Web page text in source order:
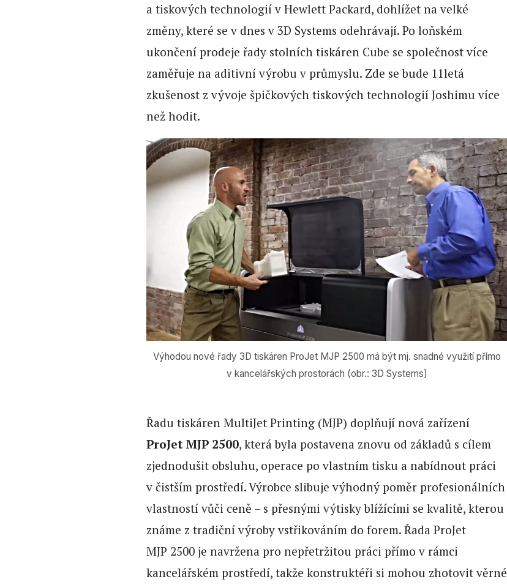
a tiskových technologií v Hewlett Packard, dohlížet na velké
změny, které se v dnes v 3D Systems odehrávají. Po loňském
ukončení prodeje řady stolních tiskáren Cube se společnost více
zaměřuje na aditivní výrobu v průmyslu. Zde se bude 11letá
zkušenost z vývoje špičkových tiskových technologií Joshimu více
než hodit.
Výhodou nové řady 3D tiskáren ProJet MJP 2500 má být mj. snadné využití přímo
v kancelářských prostorách (obr.: 3D Systems)
Řadu tiskáren MultiJet Printing (MJP) doplňují nová zařízení
ProJet MJP 2500, která byla postavena znovu od základů s cílem
zjednodušit obsluhu, operace po vlastním tisku a nabídnout práci
v čistším prostředí. Výrobce slibuje výhodný poměr profesionálních
vlastností vůči ceně – s přesnými výtisky blížícími se kvalitě, kterou
známe z tradiční výroby vstřikováním do forem. Řada ProJet
MJP 2500 je navržena pro nepřetržitou práci přímo v rámci
kancelářském prostředí, takže konstruktéři si mohou zhotovit věrné